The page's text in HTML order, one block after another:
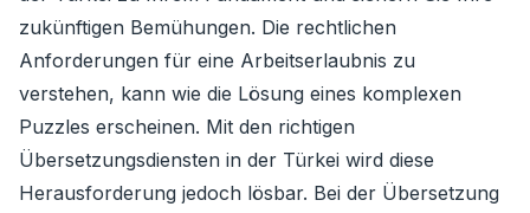
zukünftigen Bemühungen. Die rechtlichen
Anforderungen für eine Arbeitserlaubnis zu
verstehen, kann wie die Lösung eines komplexen
Puzzles erscheinen. Mit den richtigen
Übersetzungsdiensten in der Türkei wird diese
Herausforderung jedoch lösbar. Bei der Übersetzung